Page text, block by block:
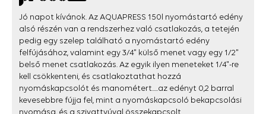
Jó napot kívánok. Az AQUAPRESS 150l nyomástartó edény
alsó részén van a rendszerhez való csatlakozás, a tetején
pedig egy szelep található a nyomástartó edény
felfújásához, valamint egy 3/4" külső menet vagy egy 1/2"
belső menet csatlakozás. Az egyik ilyen meneteket 1/4"-re
kell csökkenteni, és csatlakoztathat hozzá
nyomáskapcsolót és manométert.....az edényt 0,2 barral
kevesebbre fújja fel, mint a nyomáskapcsoló bekapcsolási
nyomása, és a szivattyúval összekapcsolt